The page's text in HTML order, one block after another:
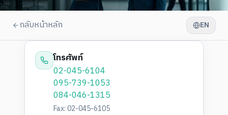
กลับหน้าหลัก EN
โทรศัพท์
02-045-6104
095-739-1053
084-046-1315
Fax: 02-045-6105